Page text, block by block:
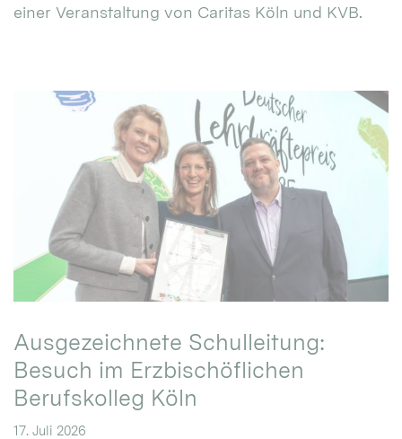
einer Veranstaltung von Caritas Köln und KVB.
Ausgezeichnete Schulleitung:
Besuch im Erzbischöflichen
Berufskolleg Köln
17. Juli 2026